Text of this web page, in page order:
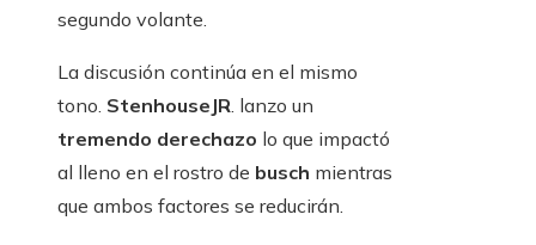
segundo volante.
La discusión continúa en el mismo
tono. StenhouseJR. lanzo un
tremendo derechazo lo que impactó
al lleno en el rostro de busch mientras
que ambos factores se reducirán.